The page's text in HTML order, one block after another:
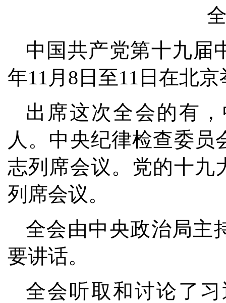
中国共产党第十九届
年11月8日至11日在北
出席这次全会的有
人。中央纪律检查委
志列席会议。党的十九
列席会议。
全会由中央政治局主
要讲话。
全会听取和讨论了